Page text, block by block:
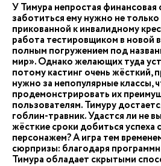
У Тимура непростая финансовая
заботиться ему нужно не только
прикованной к инвалидному
работа тестировщиком в новой
полным погружением под
мир». Однако желающих туда
потому кастинг очень жёсткий,
нужно за непопулярные классы,
продемонстрировать их
пользователям. Тимуру
гоблин-травник. Удастся ли не
жёсткие сроки добиться успеха
персонажем? А игра тем
сюрпризы: благодаря
Тимура обладает скрытыми